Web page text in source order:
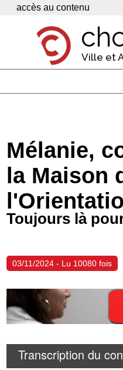
Panneau de gestion des cookies
accès au contenu
Ville et
Economie
Services
Contacts
Mélanie,
la Maison
Toujours là
03/11/2024 - Lu 10080 fois
Transcription du